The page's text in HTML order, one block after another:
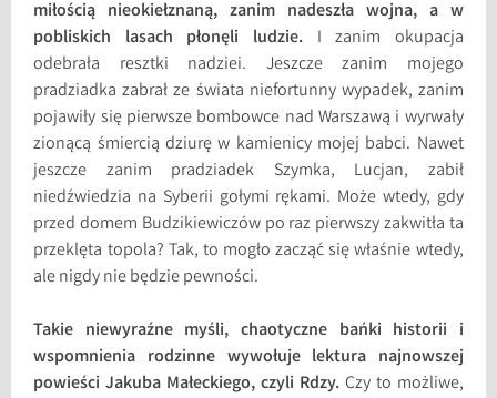
miłością nieokiełznaną, zanim nadeszła wojna, a w
pobliskich lasach płonęli ludzie. I zanim okupacja
odebrała resztki nadziei. Jeszcze zanim mojego
pradziadka zabrał ze świata niefortunny wypadek, zanim
pojawiły się pierwsze bombowce nad Warszawą i wyrwały
zionącą śmiercią dziurę w kamienicy mojej babci. Nawet
jeszcze zanim pradziadek Szymka, Lucjan, zabił
niedźwiedzia na Syberii gołymi rękami. Może wtedy, gdy
przed domem Budzikiewiczów po raz pierwszy zakwitła ta
przeklęta topola? Tak, to mogło zacząć się właśnie wtedy,
ale nigdy nie będzie pewności.
Takie niewyraźne myśli, chaotyczne bańki historii i
wspomnienia rodzinne wywołuje lektura najnowszej
powieści Jakuba Małeckiego, czyli Rdzy.Czy to możliwe,